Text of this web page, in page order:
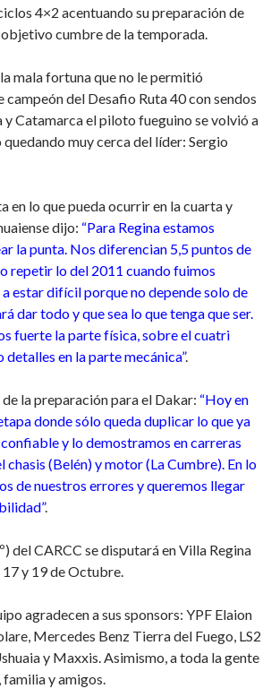
4×2 acentuando su preparación de
cumbre de la temporada.
mala fortuna que no le permitió
campeón del Desafio Ruta 40 con sendos
Catamarca el piloto fueguino se volvió a
muy cerca del líder: Sergio
en lo que pueda ocurrir en la cuarta y
dijo: “Para Regina estamos
la punta. Nos diferencian 5,5 puntos de
repetir lo del 2011 cuando fuimos
estar difícil porque no depende solo de
dar todo y que sea lo que tenga que ser.
fuerte la parte física, sobre el cuatri
en la parte mecánica”.
la preparación para el Dakar: “Hoy en
donde sólo queda duplicar lo que ya
y lo demostramos en carreras
chasis (Belén) y motor (La Cumbre). En lo
de nuestros errores y queremos llegar
.
del CARCC se disputará en Villa Regina
y 19 de Octubre.
agradecen a sus sponsors: YPF Elaion
Mercedes Benz Tierra del Fuego, LS2
y Maxxis. Asimismo, a toda la gente
y amigos.